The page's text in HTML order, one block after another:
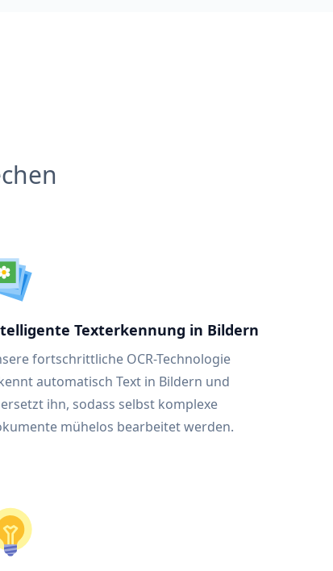
Texterkennung in Bildern
fortschrittliche OCR-Technologie
automatisch Text in Bildern und
ihn, sodass selbst komplexe
mühelos bearbeitet werden.